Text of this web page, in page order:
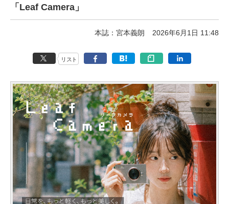
「Leaf Camera」
本誌：宮本義朗 2026年6月1日 11:48
リスト